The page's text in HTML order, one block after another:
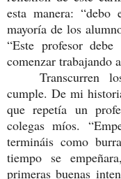
esta manera:
mayoría de los
“Este profesor
comenzar trabajando
Transcurren
cumple. De mi
que repetía un
colegas míos.
termináis como
tiempo se
primeras buenas